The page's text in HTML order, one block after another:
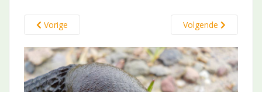
Vorige Volgende